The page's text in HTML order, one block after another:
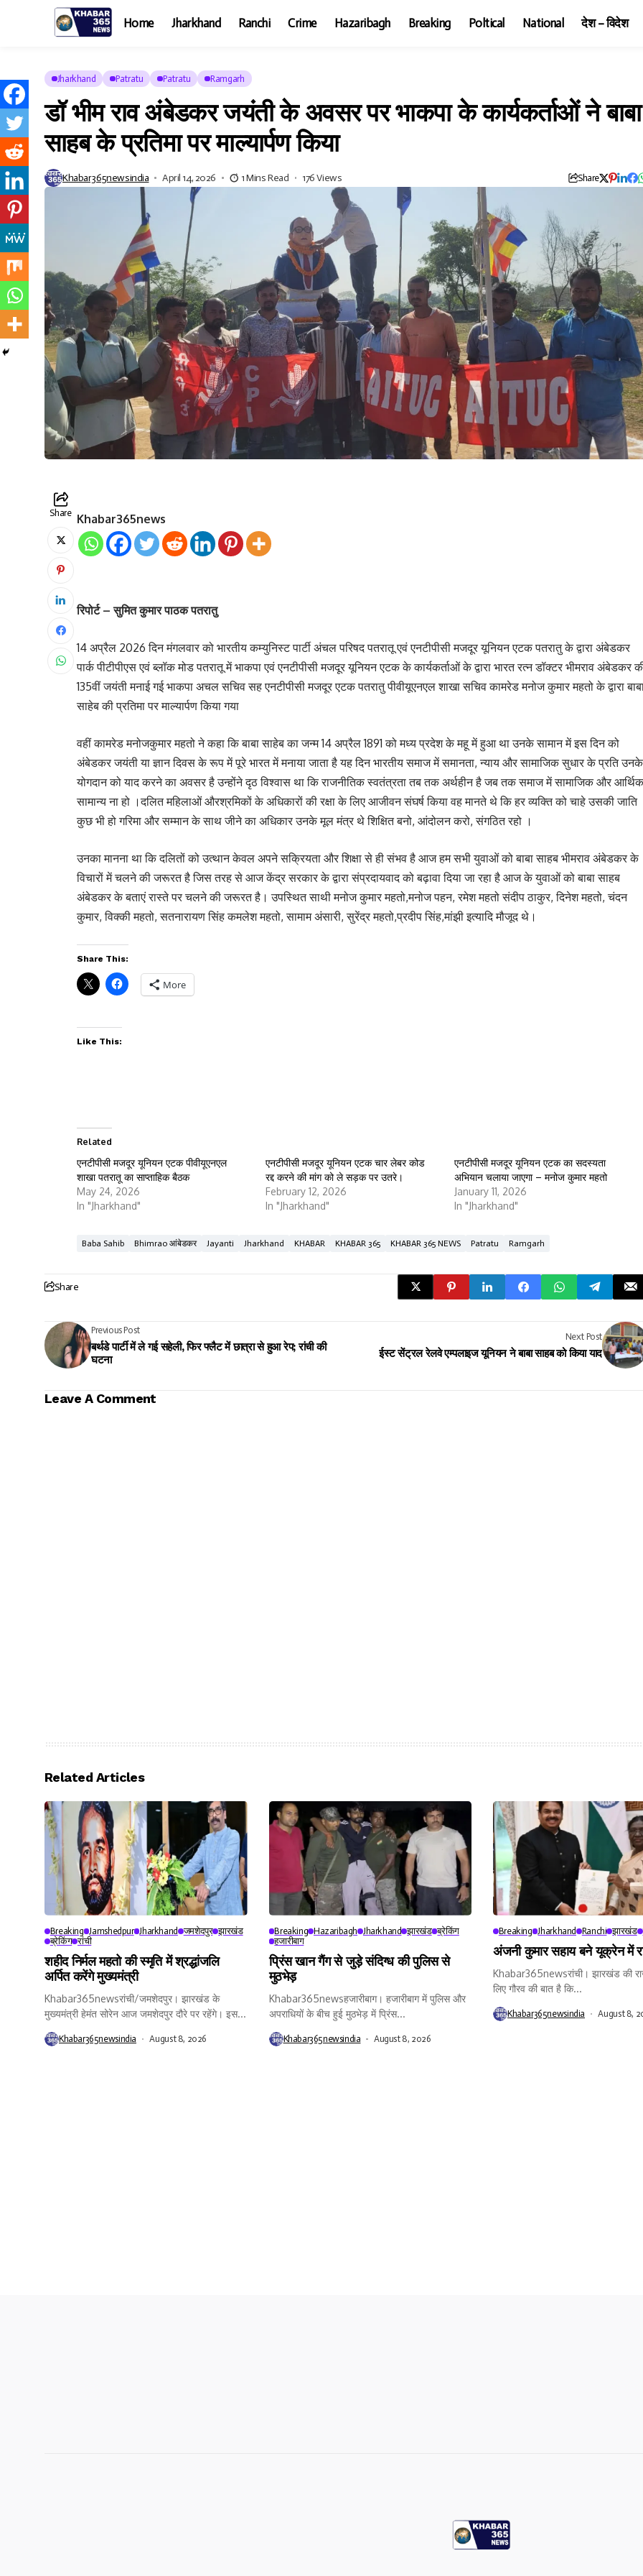
Home Jharkhand Ranchi Crime Hazaribagh Breaking Poltical National देश – विदेश
Jharkhand Patratu Patratu Ramgarh
डॉ भीम राव अंबेडकर जयंती के अवसर पर भाकपा के कार्यकर्ताओं ने बाबा
साहब के प्रतिमा पर माल्यार्पण किया
Khabar365newsindia April 14, 2026 1 Mins Read 176 Views Share
Share Khabar365news
रिपोर्ट – सुमित कुमार पाठक पतरातु
14 अप्रैल 2026 दिन मंगलवार को भारतीय कम्युनिस्ट पार्टी अंचल परिषद पतरातू एवं एनटीपीसी मजदूर यूनियन एटक पतरातु के द्वारा अंबेडकर
पार्क पीटीपीएस एवं ब्लॉक मोड पतरातू में भाकपा एवं एनटीपीसी मजदूर यूनियन एटक के कार्यकर्ताओं के द्वारा भारत रत्न डॉक्टर भीमराव अंबेडकर
135वीं जयंती मनाई गई भाकपा अचल सचिव सह एनटीपीसी मजदूर एटक पतरातु पीवीयूएनएल शाखा सचिव कामरेड मनोज कुमार महतो के द्वारा
साहेब की प्रतिमा पर माल्यार्पण किया गया
वहीं कामरेड मनोजकुमार महतो ने कहा कि बाबा साहेब का जन्म 14 अप्रैल 1891 को मध्य प्रदेश के महू में हुआ था उनके सामान में इस दिन को
अंबेडकर जयंती या ज्ञान दिवस के रूप में पूरे भारत में मनाया जाता है यह दिन भारतीय समाज में समानता, न्याय और सामाजिक सुधार के प्रति उनके
योगदान को याद करने का अवसर है उन्होंने दृठ विश्वास था कि राजनीतिक स्वतंत्रता तब तक अर्थहीन है जब तक समा‌ज में सामाजिक और आर्थिक
सामान्य ना हो ‌।दलित महिलाओं औरश्रमिकों के अधिकारों की रक्षा के लिए आजीवन संघर्ष किया वह मानते थे कि हर व्यक्ति को चाहे उसकी जाति
कुछ भी हो गरिमा और सम्मान के साथ जीने का अधिकार उनके मूल मंत्र थे शिक्षित बनो, आंदोलन करो, संगठित रहो ।
उनका मानना था कि दलितों को उत्थान केवल अपने सक्रियता और शिक्षा से ही संभव है आज हम सभी युवाओं को बाबा साहब भीमराव अंबेडकर के
विचारों में चलने की जरूरत है जिस तरह से आज केंद्र सरकार के द्वारा संप्रदायवाद को बढ़ावा दिया जा रहा है आज के युवाओं को बाबा साहब
अंबेडकर के बताएं रास्ते पर चलने की जरूरत है। उपस्थित साथी मनोज कुमार महतो,मनोज पहन, रमेश महतो संदीप ठाकुर, दिनेश महतो, चंदन
कुमार, विक्की महतो, सतनारायण सिंह कमलेश महतो, सामाम अंसारी, सुरेंद्र महतो,प्रदीप सिंह,मांझी इत्यादि मौजूद थे।
Share This:
More
Like This:
Related
एनटीपीसी मजदूर यूनियन एटक पीवीयूएनएल
शाखा पतरातू का साप्ताहिक बैठक
May 24, 2026
In "Jharkhand"
एनटीपीसी मजदूर यूनियन एटक चार लेबर कोड
रद्द करने की मांग को ले सड़क पर उतरे।
February 12, 2026
In "Jharkhand"
एनटीपीसी मजदूर यूनियन एटक का सदस्यता
अभियान चलाया जाएगा – मनोज कुमार महतो
January 11, 2026
In "Jharkhand"
Baba Sahib Bhimrao आंबेडकर Jayanti Jharkhand KHABAR KHABAR 365 KHABAR 365 NEWS Patratu Ramgarh
Share
Previous Post
बर्थडे पार्टी में ले गई सहेली, फिर फ्लैट में छात्रा से हुआ रेप; रांची की
घटना
Next Post
ईस्ट सेंट्रल रेलवे एम्पलाइज यूनियन ने बाबा साहब को किया याद
Leave A Comment
Related Articles
Breaking Jamshedpur Jharkhand जमशेदपुर झारखंड
ब्रेकिंग रांची
शहीद निर्मल महतो की स्मृति में श्रद्धांजलि
अर्पित करेंगे मुख्यमंत्री
Khabar365newsरांची/जमशेदपुर। झारखंड के
मुख्यमंत्री हेमंत सोरेन आज जमशेदपुर दौरे पर रहेंगे। इस...
Khabar365newsindia August 8, 2026
Breaking Hazaribagh Jharkhand झारखंड ब्रेकिंग
हजारीबाग
प्रिंस खान गैंग से जुड़े संदिग्ध की पुलिस से
मुठभेड़
Khabar365newsहजारीबाग। हजारीबाग में पुलिस और
अपराधियों के बीच हुई मुठभेड़ में प्रिंस...
Khabar365newsindia August 8, 2026
Breaking Jharkhand Ranchi झारखंड
अंजनी कुमार सहाय बने यूक्रेन में
Khabar365newsरांची। झारखंड की
लिए गौरव की बात है कि...
Khabar365newsindia August 8,